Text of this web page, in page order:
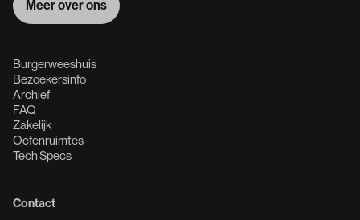
Meer over ons
Burgerweeshuis
Bezoekersinfo
Archief
FAQ
Zakelijk
Oefenruimtes
Tech Specs
Contact